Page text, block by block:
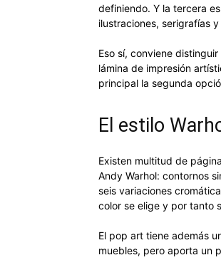
definiendo. Y la tercera
ilustraciones, serigrafías
Eso sí, conviene
lámina de impresión
principal la segunda
El estilo
Existen multitud de
Andy Warhol: contornos
seis variaciones
color se elige y por tanto
El pop art tiene además
muebles, pero aporta un